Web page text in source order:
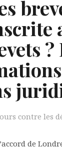
contre les
de